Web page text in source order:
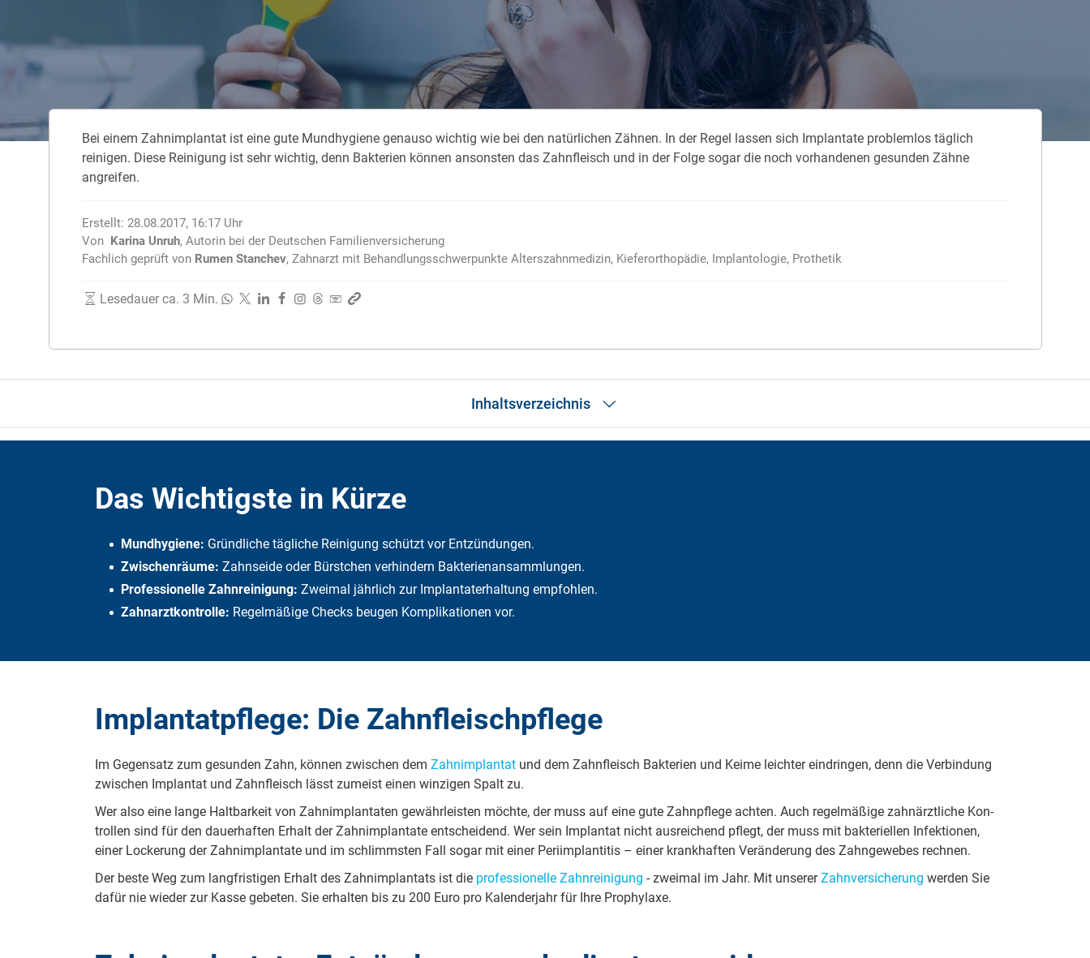
Zahnzusatzversicherung
Zahnzusatzversicherung für Kinder
Rasseportrait des Dackels
Zwingerhusten beim Hund
Würmer, Wurmkur & Entwurmung
Tierarztkosten für Hunde 2025
Listenhunde in Deutschland
Krank im Urlaub
Reiseapotheke
Packliste Urlaub
Portugal Urlaub
Das neue Elterngeld
Das Zuhause absichern
Ausfalldeckung in der Haftpflicht
Kurzschluss und Überspannung
Bei einem Zahnimplantat ist eine gute Mundhygiene genauso wichtig wie bei den natürlichen Zähnen. In der Regel lassen sich Implantate problemlos täglich
reinigen. Diese Reinigung ist sehr wichtig, denn Bakterien können ansonsten das Zahnfleisch und in der Folge sogar die noch vorhandenen gesunden Zähne
angreifen.
Erstellt: 28.08.2017, 16:17Uhr
Von Karina Unruh, Autorin bei der Deutschen Familienversicherung
Fachlich geprüft von Rumen Stanchev, Zahnarzt mit Behandlungs­schwerpunkte Alters­zahnmedizin, Kiefer­orthopädie, Implantologie, Prothetik
Lesedauer ca. 3 Min.
Inhaltsverzeichnis
Fazit
Das Wichtigste in Kürze
Mundhygiene: Gründliche tägliche Reinigung schützt vor Entzündungen.
Zwischenräume: Zahnseide oder Bürstchen verhindern Bakterienansammlungen.
Professionelle Zahnreinigung: Zweimal jährlich zur Implantaterhaltung empfohlen.
Zahnarztkontrolle: Regelmäßige Checks beugen Komplikationen vor.
Implantatpflege: Die Zahnfleischpflege
Im Ge­gen­satz zum ge­sun­den Zahn, können zwischen dem Zahn­im­plan­tat und dem Zahnfleisch Bak­te­ri­en und Keime leichter ein­drin­gen, denn die Ver­bin­dung
zwischen Im­plan­tat und Zahnfleisch lässt zumeist einen win­zi­gen Spalt zu.
Wer also eine lange Halt­bar­keit von Zahn­im­plan­ta­ten ge­währ­leis­ten möchte, der muss auf eine gute Zahn­pfle­ge achten. Auch re­gel­mä­ßi­ge zahn­ärzt­li­che Kon­
trol­len sind für den dau­er­haf­ten Erhalt der Zahn­im­plan­ta­te ent­schei­dend. Wer sein Im­plan­tat nicht aus­rei­chend pflegt, der muss mit bak­te­ri­el­len In­fek­ti­o­nen,
einer Lo­cke­rung der Zahn­im­plan­ta­te und im schlimmsten Fall sogar mit einer Pe­ri­im­plan­ti­tis – einer krank­haf­ten Ver­än­de­rung des Zahn­ge­we­bes rechnen.
Der beste Weg zum lang­fris­ti­gen Erhalt des Zahn­im­plan­tats ist die pro­fes­si­o­nel­le Zahn­rei­ni­gung - zweimal im Jahr. Mit un­se­rerZahn­ver­si­che­rung werden Sie
dafür nie wieder zur Kasse ge­be­ten. Sie er­hal­ten bis zu 200 Euro pro Ka­len­der­jahr für Ihre Pro­phy­la­xe.